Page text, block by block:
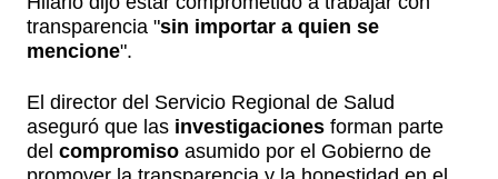
transparencia "sin importar a quien se
mencione".
El director del Servicio Regional de Salud
aseguró que las investigaciones forman parte
del compromiso asumido por el Gobierno de